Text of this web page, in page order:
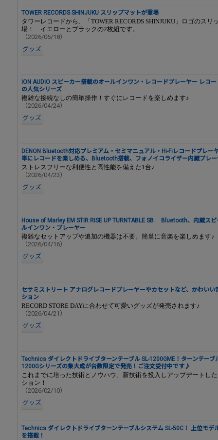
TOWER RECORDS SHINJUKU スリップマットが登場
タワーレコードから、「TOWER RECORDS SHINJUKU」ロゴのスリ
場！ イエローとブラックの2枚組です。
（2026/06/18）
グッズ
ION AUDIO スピーカー搭載のオールインワン・レコードプレーヤー レコ
の人気シリーズ
複雑な接続なしの簡単操作！すぐにレコードを楽しめます♪
（2026/04/24）
グッズ
DENON Bluetooth対応プレミアム・セミマニュアル・Hi-Fiレコードプレ
単にレコードを楽しめる、Bluetooth搭載、フォノイコライザー内蔵プレ
ストレスフリーな利便性と高性能を備えた1台♪
（2026/04/23）
グッズ
House of Marley EM STIR RISE UP TURNTABLE SB Bluetooth、内蔵ス
ルインワン・プレーヤー
複雑なセットアップや追加の機器は不要。簡単に音楽を楽しめます♪
（2026/04/16）
グッズ
セサミストリート アナログレコードプレーヤーやカセットなど、かわいい
ション
RECORD STORE DAYに合わせて可愛いグッズが発売されます♪
（2026/04/21）
グッズ
Technics ダイレクトドライブターンテーブル SL-1200GME！ターンテーブ
1200Gシリーズの集大成が台数限定で発売！ご注文受付中です♪
これまでに培った技術とノウハウ、新技術を投入しアップデートし
ション！
（2026/02/10）
グッズ
Technics ダイレクトドライブターンテーブルシステム SL-50C！ 上位モデ
を搭載！